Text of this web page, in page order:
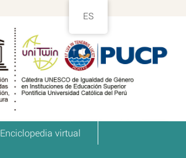
Enciclopedia virtual
ES